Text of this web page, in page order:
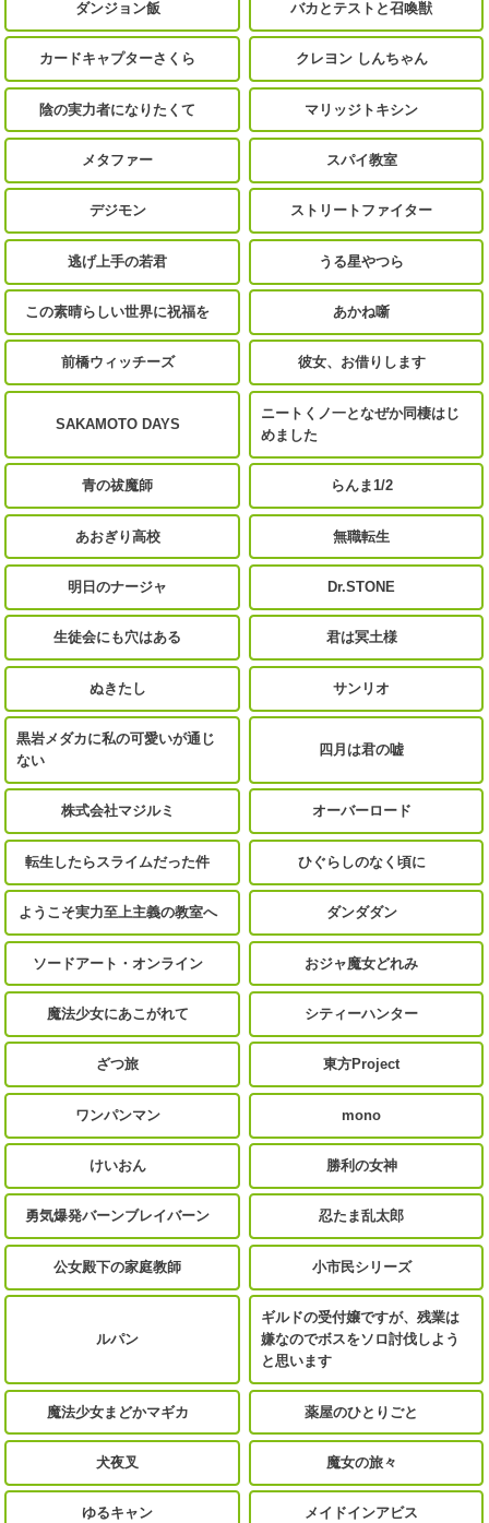
ダンジョン飯 バカとテストと召喚獣
カードキャプターさくら クレヨン しんちゃん
陰の実力者になりたくて マリッジトキシン
メタファー スパイ教室
デジモン ストリートファイター
逃げ上手の若君 うる星やつら
この素晴らしい世界に祝福を あかね噺
前橋ウィッチーズ 彼女、お借りします
SAKAMOTO DAYS
ニートくノ一となぜか同棲はじ
めました
青の祓魔師 らんま1/2
あおぎり高校 無職転生
明日のナージャ Dr.STONE
生徒会にも穴はある 君は冥土様
ぬきたし サンリオ
黒岩メダカに私の可愛いが通じ
ない
四月は君の嘘
株式会社マジルミ オーバーロード
転生したらスライムだった件 ひぐらしのなく頃に
ようこそ実力至上主義の教室へ ダンダダン
ソードアート・オンライン おジャ魔女どれみ
魔法少女にあこがれて シティーハンター
ざつ旅 東方Project
ワンパンマン mono
けいおん 勝利の女神
勇気爆発バーンブレイバーン 忍たま乱太郎
公女殿下の家庭教師 小市民シリーズ
ルパン
ギルドの受付嬢ですが、残業は
嫌なのでボスをソロ討伐しよう
と思います
魔法少女まどかマギカ 薬屋のひとりごと
犬夜叉 魔女の旅々
ゆるキャン メイドインアビス